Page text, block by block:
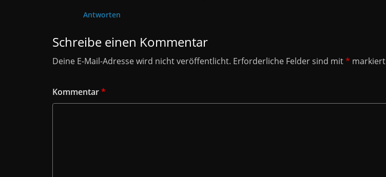
Antworten
Schreibe einen Kommentar
Deine E-Mail-Adresse wird nicht veröffentlicht. Erforderliche Felder sind mit* markiert
Kommentar*